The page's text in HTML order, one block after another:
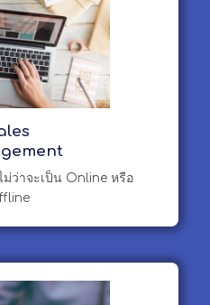
ว่าจะเป็น Online หรือ